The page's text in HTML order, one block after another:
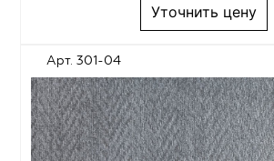
Уточнить цену
Арт. 301-04